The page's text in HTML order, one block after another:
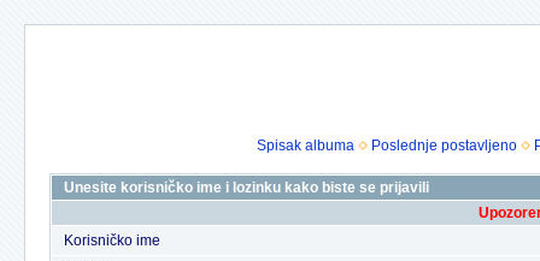
Spisak albuma Poslednje postavljeno
Unesite korisničko ime i lozinku kako biste se prijavili
Korisničko ime